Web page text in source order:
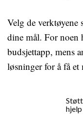
Velg de verktøyene
dine mål. For noen
budsjettapp, mens
løsninger for å få